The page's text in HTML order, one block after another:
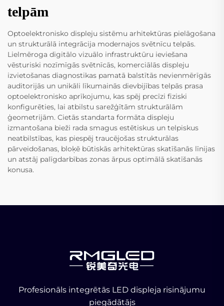
telpām
Optoelektronisko displeju sistēmu arhitektūras pielāgošana
un strukturālā integrācija modernajos svētnīcu telpās.
Lielmēroga digitālo vizuālo infrastruktūru ieviešana
vēsturiski nozīmīgās svētnīcās, komerciālās displeju
izvietošanas diagnostikas pamatā balstītās nevienmērīgās
auditorijās un unikāli līkumainās dievbijības telpās prasa
optoelektronisko aprīkojumu, kas spēj precīzi fiziski
konfigurēties, lai atbilstu sarežģītām strukturālām
ģeometrijām. Cietās standarta formāta displeju
izmantošana bieži rada smagus estētiskus un telpiskus
neatbilstības, kas piespēj traucējošas strukturālas
pārveidošanas, bloķē būtiskās arhitektūras skatīšanās līnijas
un atstāj palīgdarbības zonas ārpus optimālā skatīšanās
konusa.
Profesionāls integrētās LED displeja risinājumu
piegādātājs